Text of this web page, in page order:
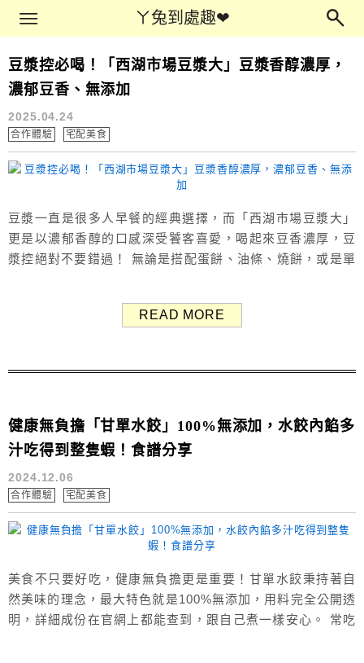
ㄚ兔到處趣❤ㄚ兔到處趣❤
Main Menu
無添加
豆漿控必喝！「西湖市場豆漿大」豆漿香醇濃厚，
濃郁豆香、無添加
2025.04.24
合作體驗 宅配美食
豆漿一直是很多人早餐的經典選擇，而「西湖市場豆漿大」
更是以濃郁香醇的口感深受饕客喜愛，喝起來豆香濃厚，豆
漿控絕對不要錯過！ 無論是搭配蛋餅、油條、燒餅，或是單
心頭好。 開箱西湖市場豆漿大 關於《豆漿大》的美味秘密
READ MORE
健康無負擔「甘單水餃」100%無添加，水餃內餡多
汁吃得到整隻蝦！食譜分享
2024.12.06
合作體驗 宅配美食
美食不只要好吃，健康無負擔更是重要！甘單水餃秉持著自
然美味的理念，最大特色就是100%無添加，用料完全公開透
明，詳細成份在官網上都能查到，跟自己煮一樣安心。 常吃